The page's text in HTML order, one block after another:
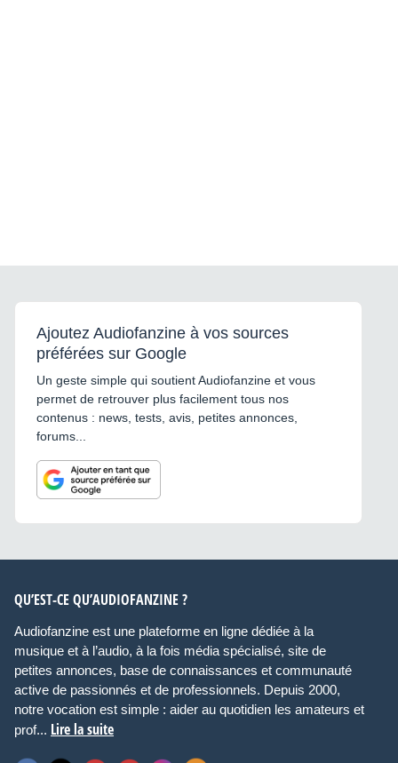
Ajoutez Audiofanzine à vos sources
préférées sur Google
Un geste simple qui soutient Audiofanzine et vous
permet de retrouver plus facilement tous nos
contenus : news, tests, avis, petites annonces,
forums...
QU’EST-CE QU’AUDIOFANZINE ?
Audiofanzine est une plateforme en ligne dédiée à la
musique et à l’audio, à la fois média spécialisé, site de
petites annonces, base de connaissances et communauté
active de passionnés et de professionnels. Depuis 2000,
notre vocation est simple : aider au quotidien les amateurs et
prof... Lire la suite